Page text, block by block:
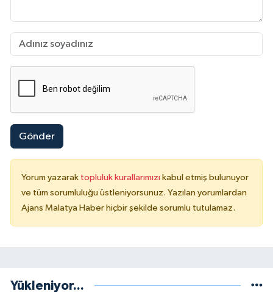
Gönder
Yorum yazarak topluluk kurallarımızı kabul etmiş bulunuyor
ve tüm sorumluluğu üstleniyorsunuz. Yazılan yorumlardan
Ajans Malatya Haber hiçbir şekilde sorumlu tutulamaz.
Yükleniyor...